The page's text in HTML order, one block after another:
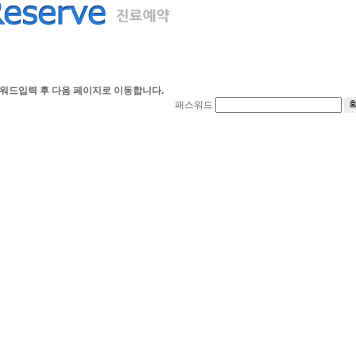
드입력 후 다음 페이지로 이동합니다.
패스워드